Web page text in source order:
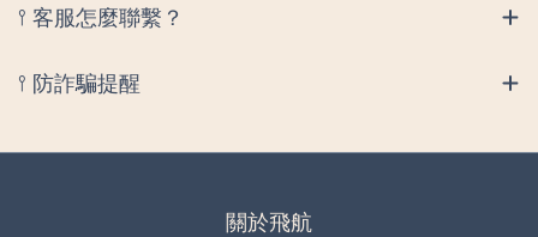
𖥣 客服怎麼聯繫？
𖥣 防詐騙提醒
關於飛航